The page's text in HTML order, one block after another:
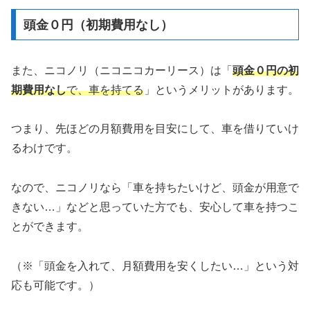
頭金０円（初期費用なし）
また、ニコノリ（ニコニコカーリース）は「 頭金０円の初
期費用なしで、車を持てる 」というメリットがあります。
つまり、先ほどの月額費用を目安にして、車を借りていけ
るわけです。
なので、ニコノリなら「車を持ちたいけど、頭金が用意で
きない…」などと思っていた方でも、安心して車を持つこ
とができます。
（※「頭金を入れて、月額費用を安くしたい…」という対
応も可能です。）